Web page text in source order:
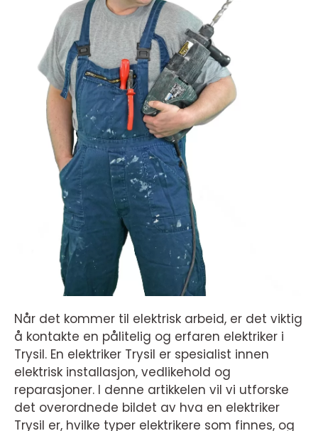
Når det kommer til elektrisk arbeid, er det viktig
å kontakte en pålitelig og erfaren elektriker i
Trysil. En elektriker Trysil er spesialist innen
elektrisk installasjon, vedlikehold og
reparasjoner. I denne artikkelen vil vi utforske
det overordnede bildet av hva en elektriker
Trysil er, hvilke typer elektrikere som finnes, og